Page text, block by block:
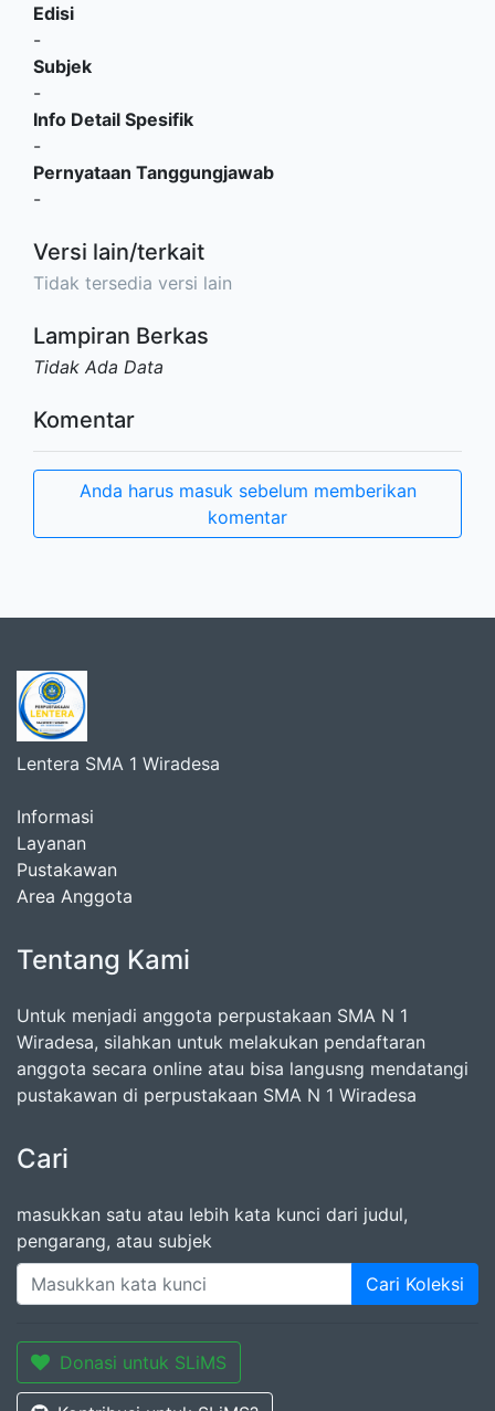
Edisi
-
Subjek
-
Info Detail Spesifik
-
Pernyataan Tanggungjawab
-
Versi lain/terkait
Tidak tersedia versi lain
Lampiran Berkas
Tidak Ada Data
Komentar
Anda harus masuk sebelum memberikan
komentar
Lentera SMA 1 Wiradesa
Informasi
Layanan
Pustakawan
Area Anggota
Tentang Kami
Untuk menjadi anggota perpustakaan SMA N 1
Wiradesa, silahkan untuk melakukan pendaftaran
anggota secara online atau bisa langusng mendatangi
pustakawan di perpustakaan SMA N 1 Wiradesa
Cari
masukkan satu atau lebih kata kunci dari judul,
pengarang, atau subjek
Cari Koleksi
Donasi untuk SLiMS